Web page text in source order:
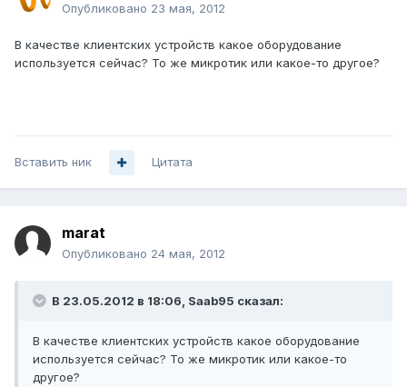
Опубликовано 23 мая, 2012
В качестве клиентских устройств какое оборудование
используется сейчас? То же микротик или какое-то другое?
Вставить ник Цитата
marat
Опубликовано 24 мая, 2012
В 23.05.2012 в 18:06, Saab95 сказал:
В качестве клиентских устройств какое оборудование
используется сейчас? То же микротик или какое-то
другое?